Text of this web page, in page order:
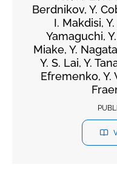
Berdnikov, Y.
I. Makdisi,
Yamaguchi,
Miake, Y.
Y. S. Lai, Y.
Efremenko, Y.